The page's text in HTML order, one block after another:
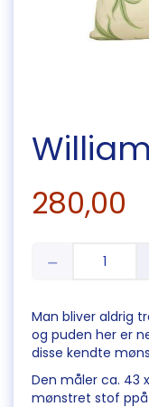
280,00
Man bliver aldrig
og puden her er
disse kendte
Den måler ca. 43
mønstret stof